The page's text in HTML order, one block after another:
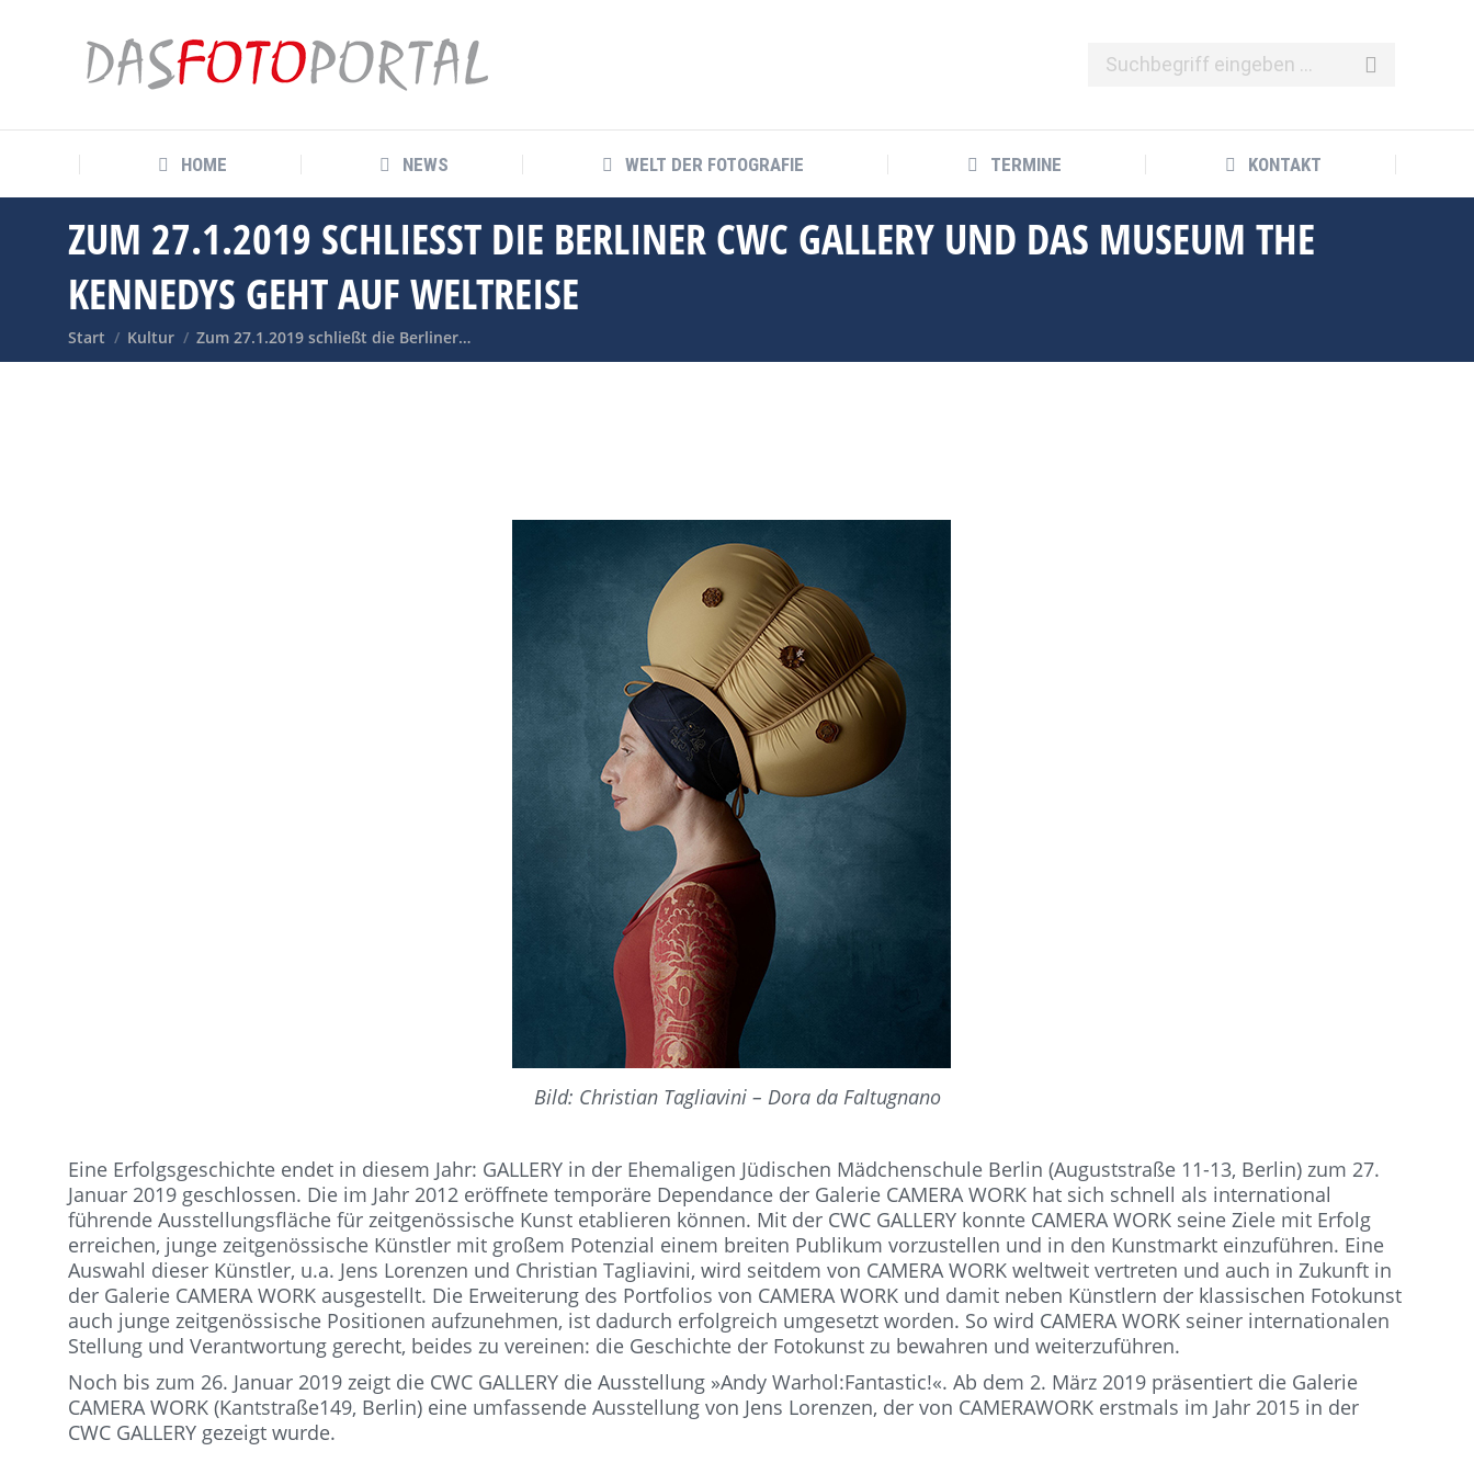
HOME NEWS WELT DER FOTOGRAFIE TERMINE KONTAKT
ZUM 27.1.2019 SCHLIESST DIE BERLINER CWC GALLERY UND DAS MUSEUM THE K
ENNEDYS GEHT AUF WELTREISE
Sie befinden sich hier:
Start Kultur Zum 27.1.2019 schließt die Berliner…
Bild: Christian Tagliavini – Dora da Faltugnano
Eine Erfolgsgeschichte endet in diesem Jahr: GALLERY in der Ehemaligen Jüdischen Mädchenschule Berlin (Auguststraße 11-13, Berlin) zum 27.
Januar 2019 geschlossen. Die im Jahr 2012 eröffnete temporäre Dependance der Galerie CAMERA WORK hat sich schnell als international
führende Ausstellungsfläche für zeitgenössische Kunst etablieren können. Mit der CWC GALLERY konnte CAMERA WORK seine Ziele mit Erfolg
erreichen, junge zeitgenössische Künstler mit großem Potenzial einem breiten Publikum vorzustellen und in den Kunstmarkt einzuführen. Eine
Auswahl dieser Künstler, u.a. Jens Lorenzen und Christian Tagliavini, wird seitdem von CAMERA WORK weltweit vertreten und auch in Zukunft in
der Galerie CAMERA WORK ausgestellt. Die Erweiterung des Portfolios von CAMERA WORK und damit neben Künstlern der klassischen Fotokunst
auch junge zeitgenössische Positionen aufzunehmen, ist dadurch erfolgreich umgesetzt worden. So wird CAMERA WORK seiner internationalen
Stellung und Verantwortung gerecht, beides zu vereinen: die Geschichte der Fotokunst zu bewahren und weiterzuführen.
Noch bis zum 26. Januar 2019 zeigt die CWC GALLERY die Ausstellung »Andy Warhol:Fantastic!«. Ab dem 2. März 2019 präsentiert die Galerie
CAMERA WORK (Kantstraße149, Berlin) eine umfassende Ausstellung von Jens Lorenzen, der von CAMERAWORK erstmals im Jahr 2015 in der
CWC GALLERY gezeigt wurde.
HOME NEWS